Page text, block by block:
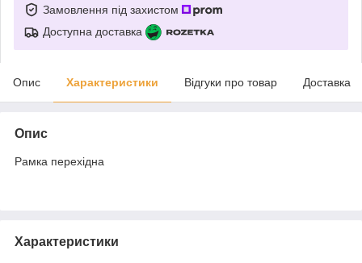
Замовлення під захистом
Доступна доставка
Опис Характеристики Відгуки про товар Доставка
Опис
Рамка перехідна
Характеристики